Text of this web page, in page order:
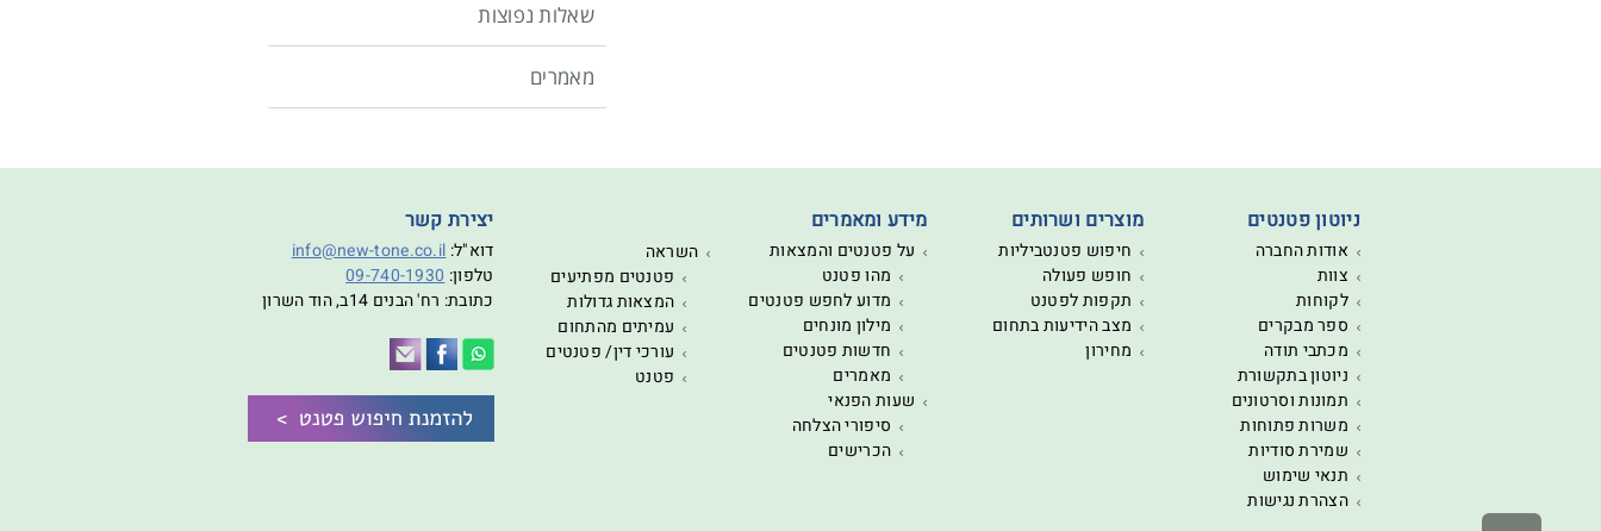
שאלות נפוצות
מאמרים
ניוטון פטנטים
אודות החברה
צוות
לקוחות
ספר מבקרים
מכתבי תודה
ניוטון בתקשורת
תמונות וסרטונים
משרות פתוחות
שמירת סודיות
תנאי שימוש
הצהרת נגישות
מוצרים ושרותים
חיפוש פטנטביליות
חופש פעולה
תקפות לפטנט
מצב הידיעות בתחום
מחירון
מידע ומאמרים
על פטנטים והמצאות
מהו פטנט
מדוע לחפש פטנטים
מילון מונחים
חדשות פטנטים
מאמרים
שעות הפנאי
סיפורי הצלחה
הכרישים
השראה
פטנטים מפתיעים
המצאות גדולות
עמיתים מהתחום
עורכי דין/ פטנטים
פטנט
יצירת קשר
דוא"ל: info@new-tone.co.il
טלפון: 09-740-1930
כתובת: רח' הבנים 14ב, הוד השרון